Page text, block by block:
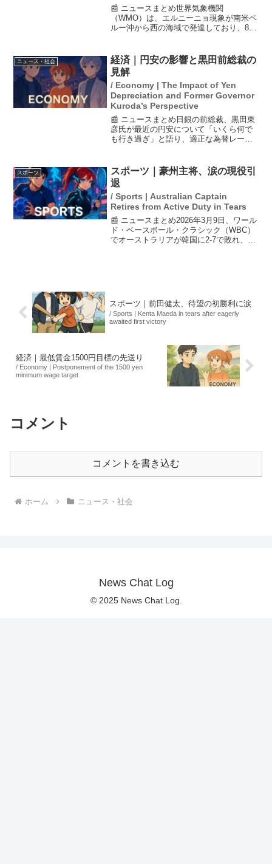
📰 ニュースまとめ世界気象機関
（WMO）は、エルニーニョ現象が南米ペ
ルー沖から西の海域で発達しており、8月
界各地で気温が平年を上回り、異常気象
のリスクが高まるため、各...
ニュース・社会
経済｜円安の影響と黒田前総裁の
見解
/ Economy | The Impact of Yen
Depreciation and Former Governor
Kuroda’s Perspective
📰 ニュースまとめ日銀の前総裁、黒田東
彦氏が最近の円安について「いくら何で
も行き過ぎ」と語り、適正な為替レート
がともに上昇する好循環がビルトインさ
れている段階」とし、...
スポーツ
スポーツ｜豪州主将、涙の現役引
退
/ Sports | Australian Captain
Retires from Active Duty in Tears
📰 ニュースまとめ2026年3月9日、ワール
ド・ベースボール・クラシック（WBC）
でオーストラリアが韓国に2-7で敗れ、1
スポーツ｜前田健太、待望の初勝利に涙
/ Sports | Kenta Maeda in tears after eagerly
awaited first victory
経済｜最低賃金1500円目標の先送り
/ Economy | Postponement of the 1500 yen
minimum wage target
コメント
コメントを書き込む
ホーム ニュース・社会
News Chat Log
© 2025 News Chat Log.